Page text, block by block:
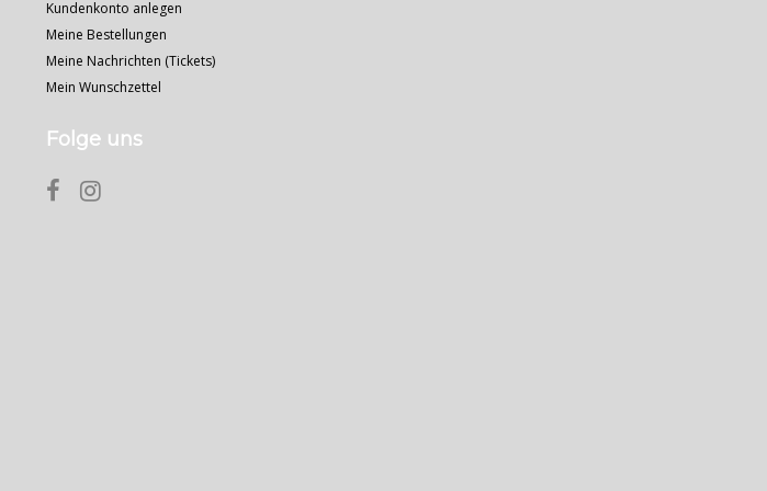
Kundenkonto anlegen
Meine Bestellungen
Meine Nachrichten (Tickets)
Mein Wunschzettel
Folge uns